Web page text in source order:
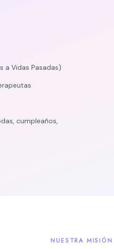
a Vidas Pasadas)
cumpleaños,
NUESTRA MISIÓN